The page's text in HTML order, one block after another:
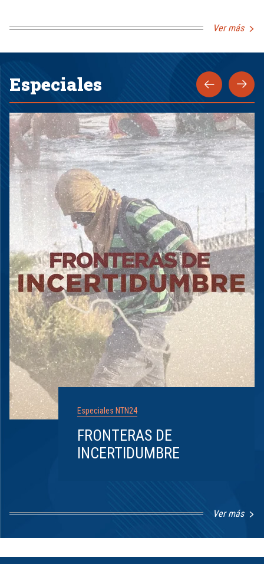
Ver más
Especiales
Especiales NTN24
FRONTERAS DE
INCERTIDUMBRE
Ver más
1
8